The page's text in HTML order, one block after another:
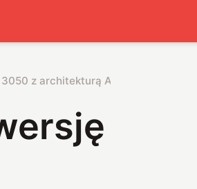
z architekturą Ada Lovelace